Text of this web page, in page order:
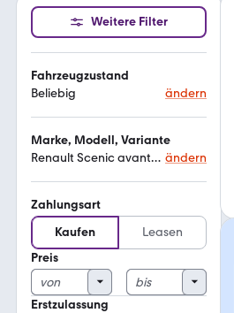
Weitere Filter
Fahrzeugzustand
Beliebig
ändern
Marke, Modell, Variante
Renault Scenic avantage ändern
Zahlungsart
Kaufen
Leasen
Preis
Erstzulassung